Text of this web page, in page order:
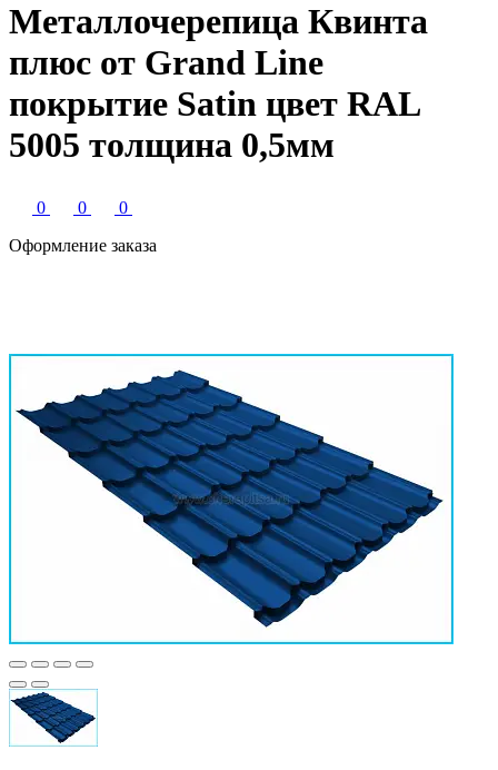
Металлочерепица Квинта
плюс от Grand Line
покрытие Satin цвет RAL
5005 толщина 0,5мм
0 0
0
Оформление заказа